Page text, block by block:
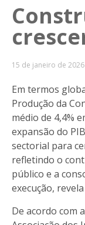
15 de janeiro de 2026
Em termos
Produção da
médio de 4,4%
expansão do
sectorial para
refletindo o
público e a
execução, revela
De acordo com